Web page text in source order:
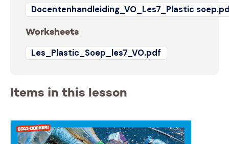
Docentenhandleiding_VO_Les7_Plastic
Worksheets
Les_Plastic_Soep_les7_VO.pdf
Items in this lesson